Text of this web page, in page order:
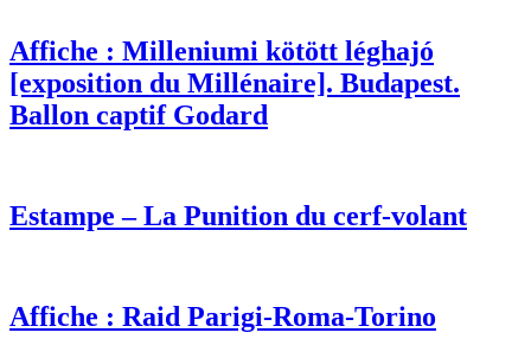
Affiche : Milleniumi kötött léghajó
[exposition du Millénaire]. Budapest.
Ballon captif Godard
Estampe – La Punition du cerf-volant
Affiche : Raid Parigi-Roma-Torino